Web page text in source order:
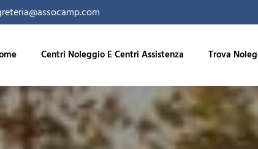
Centri Noleggio E Centri Assistenza Trova